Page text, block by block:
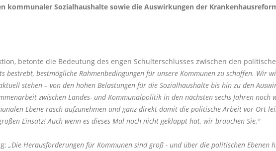
kommunaler Sozialhaushalte sowie die Auswirkungen der
betonte die Bedeutung des engen Schulterschlusses zwischen den
bestmögliche Rahmenbedingungen für unsere Kommunen zu schaffen. Wir
stehen – von den hohen Belastungen für die Sozialhaushalte bis hin zu den
zwischen Landes- und Kommunalpolitik in den nächsten sechs Jahren noch
Ebene rasch aufzunehmen und ganz direkt damit die politische Arbeit vor Ort
Einsatz! Auch wenn es dieses Mal noch nicht geklappt hat, wir brauchen Sie."
Die Herausforderungen für Kommunen sind groß - und über die politischen Ebenen